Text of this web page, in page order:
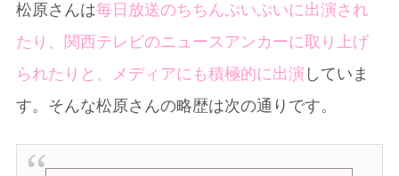
松原さんは毎日放送のちちんぷいぷいに出演され
たり、関西テレビのニュースアンカーに取り上げ
られたりと、メディアにも積極的に出演 していま
す。そんな松原さんの略歴は次の通りです。